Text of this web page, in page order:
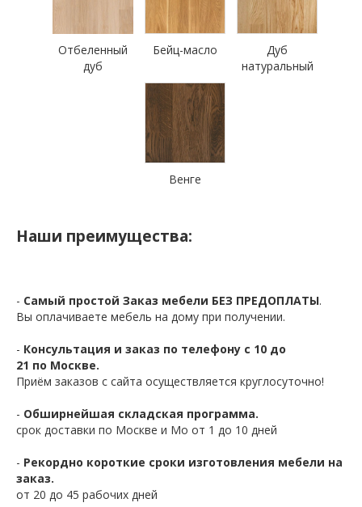
Отбеленный
дуб
Бейц-масло
Дуб
натуральный
Венге
Наши преимущества:
- Самый простой Заказ мебели БЕЗ ПРЕДОПЛАТЫ.
Вы оплачиваете мебель на дому при получении.
- Консультация и заказ по телефону с 10 до
21 по Москве.
Приём заказов с сайта осуществляется круглосуточно!
- Обширнейшая складская программа.
срок доставки по Москве и Мо от 1 до 10 дней
- Рекордно короткие сроки изготовления мебели на
заказ.
от 20 до 45 рабочих дней